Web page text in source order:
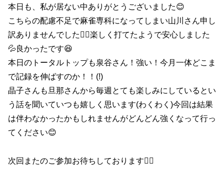
本日も、私が居ない中ありがとうございました😊
こちらの配慮不足で麻雀専科になってしまい山川さん申し
訳ありませんでした🙇‍♀️楽しく打てたようで安心しました
💦良かったです😆
本日のトータルトップも泉谷さん！強い！今月一体どこま
で記録を伸ばすのか！！(!)
晶子さんも旦那さんから毎週とても楽しみにしているとい
う話を聞いていつも嬉しく思います(わくわく)今回は結果
は伴わなかったかもしれませんがどんどん強くなって行っ
てください😊
次回またのご参加お待ちしております🙇‍♀️